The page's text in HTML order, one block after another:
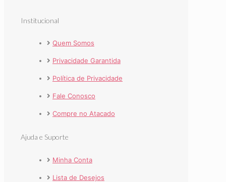
Institucional
Quem Somos
Privacidade Garantida
Política de Privacidade
Fale Conosco
Compre no Atacado
Ajuda e Suporte
Minha Conta
Lista de Desejos